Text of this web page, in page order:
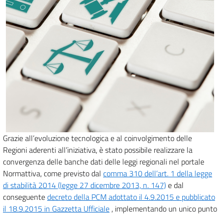
Grazie all’evoluzione tecnologica e al coinvolgimento delle
Regioni aderenti all’iniziativa, è stato possibile realizzare la
convergenza delle banche dati delle leggi regionali nel portale
Normattiva, come previsto dal comma 310 dell’art. 1 della legge
di stabilità 2014 (legge 27 dicembre 2013, n. 147)e dal
conseguentedecreto della PCM adottato il 4.9.2015 e pubblicato
il 18.9.2015 in Gazzetta Ufficiale , implementando un unico punto